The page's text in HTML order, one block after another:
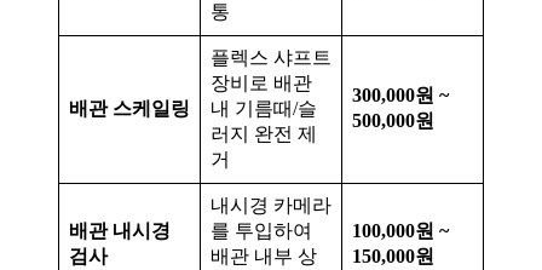
통
배관 스케일링
플렉스 샤프트
장비로 배관
내 기름때/슬
러지 완전 제
거
300,000원 ~
500,000원
배관 내시경
검사
내시경 카메라
를 투입하여
배관 내부 상
100,000원 ~
150,000원